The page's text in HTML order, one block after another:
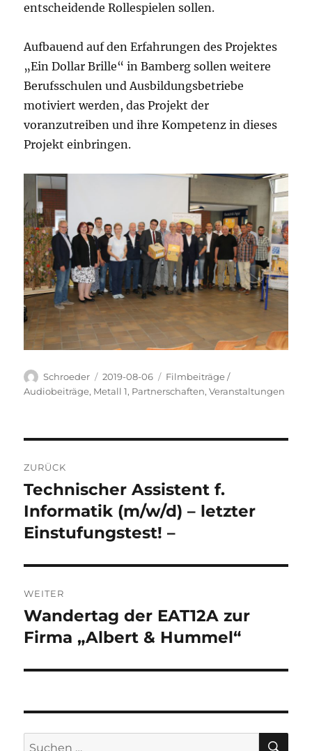
entscheidende Rollespielen sollen.
Aufbauend auf den Erfahrungen des Projektes
„Ein Dollar Brille“ in Bamberg sollen weitere
Berufsschulen und Ausbildungsbetriebe
motiviert werden, das Projekt der
voranzutreiben und ihre Kompetenz in dieses
Projekt einbringen.
Autor
Schroeder
Veröffentlicht
am
2019-08-06 Kategorien
Filmbeiträge /
Audiobeiträge, Metall 1, Partnerschaften,Veranstaltungen
ZURÜCK
Vorheriger
Beitrag:
Technischer Assistent f.
Informatik (m/w/d) – letzter
Einstufungstest! –
WEITER
Nächster
Beitrag:
Wandertag der EAT12A zur
Firma „Albert & Hummel“
Suchen